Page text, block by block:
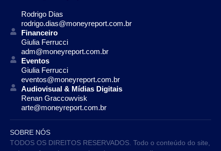
Rodrigo Dias
rodrigo.dias@moneyreport.com.br
Financeiro
Giulia Ferrucci
adm@moneyreport.com.br
Eventos
Giulia Ferrucci
eventos@moneyreport.com.br
Audiovisual & Mídias Digitais
Renan Graccowvisk
arte@moneyreport.com.br
SOBRE NÓS
TODOS OS DIREITOS RESERVADOS. Todo o conteúdo do site,